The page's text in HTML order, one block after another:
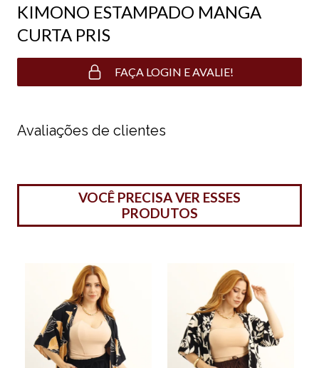
KIMONO ESTAMPADO MANGA
CURTA PRIS
FAÇA LOGIN E AVALIE!
Avaliações de clientes
VOCÊ PRECISA VER ESSES
PRODUTOS